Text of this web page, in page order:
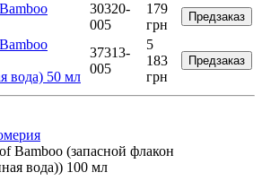
30320-
005
179
грн
Предзаказ
вода) 50 мл
37313-
005
5
183
грн
Предзаказ
Bamboo (запасной флакон
вода)) 100 мл